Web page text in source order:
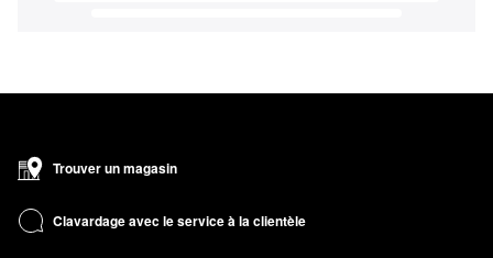
Trouver un magasin
Clavardage avec le service à la clientèle